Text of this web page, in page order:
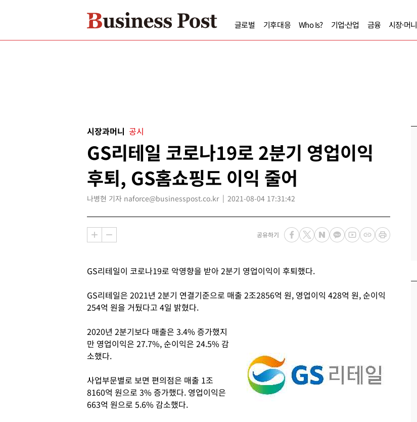
글로벌 기후대응 Who Is? 기업·산업 금융 시장·머니
시장과머니 공시
GS리테일 코로나19로 2분기 영업이익
후퇴, GS홈쇼핑도 이익 줄어
나병현 기자 naforce@businesspost.co.kr 2021-08-04 17:31:42
공유하기
GS리테일이 코로나19로 악영향을 받아 2분기 영업이익이 후퇴했다.
GS리테일은 2021년 2분기 연결기준으로 매출 2조2856억 원, 영업이익 428억 원, 순이익
254억 원을 거뒀다고 4일 밝혔다.
2020년 2분기보다 매출은 3.4% 증가했지
만 영업이익은 27.7%, 순이익은 24.5% 감
소했다.
사업부문별로 보면 편의점은 매출 1조
8160억 원으로 3% 증가했다. 영업이익은
663억 원으로 5.6% 감소했다.